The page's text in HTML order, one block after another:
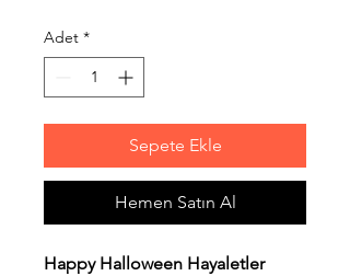
Adet *
Sepete Ekle
Hemen Satın Al
Happy Halloween Hayaletler